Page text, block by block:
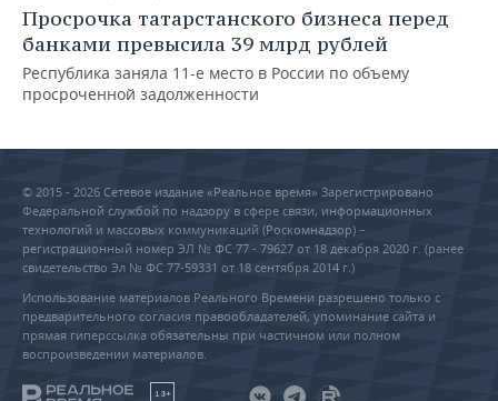
Просрочка татарстанского бизнеса перед
банками превысила 39 млрд рублей
Республика заняла 11-е место в России по объему
просроченной задолженности
© 2015 - 2026 Сетевое издание «Реальное время» Зарегистрировано
Федеральной службой по надзору в сфере связи, информационных
технологий и массовых коммуникаций (Роскомнадзор) –
регистрационный номер ЭЛ № ФС 77 - 79627 от 18 декабря 2020 г. (ранее
свидетельство Эл № ФС 77-59331 от 18 сентября 2014 г.)
Использование материалов Реального Времени разрешено только с
предварительного согласия правообладателей, упоминание сайта и
прямая гиперссылка обязательны при частичном или полном
воспроизведении материалов.
18+